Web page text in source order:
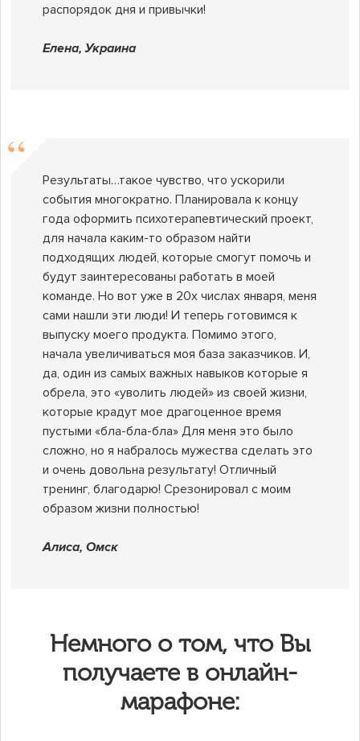
распорядок дня и привычки!
Елена, Украина
Результаты…такое чувство, что ускорили
события многократно. Планировала к концу
года оформить психотерапевтический проект,
для начала каким-то образом найти
подходящих людей, которые смогут помочь и
будут заинтересованы работать в моей
команде. Но вот уже в 20х числах января, меня
сами нашли эти люди! И теперь готовимся к
выпуску моего продукта. Помимо этого,
начала увеличиваться моя база заказчиков. И,
да, один из самых важных навыков которые я
обрела, это «уволить людей» из своей жизни,
которые крадут мое драгоценное время
пустыми «бла-бла-бла» Для меня это было
сложно, но я набралось мужества сделать это
и очень довольна результату! Отличный
тренинг, благодарю! Срезонировал с моим
образом жизни полностью!
Алиса, Омск
Немного о том, что Вы
получаете в онлайн-
марафоне: